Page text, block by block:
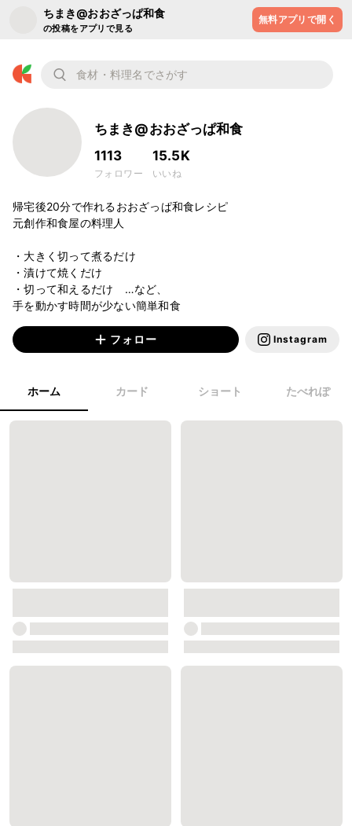
ちまき@おおざっぱ和食
の投稿をアプリで見る
無料アプリで開く
ちまき@おおざっぱ和食
1113
フォロワー
15.5K
いいね
帰宅後20分で作れるおおざっぱ和食レシピ
元創作和食屋の料理人
・大きく切って煮るだけ
・漬けて焼くだけ
・切って和えるだけ　…など、
手を動かす時間が少ない簡単和食
フォロー Instagram
ホーム カード ショート たべれぽ